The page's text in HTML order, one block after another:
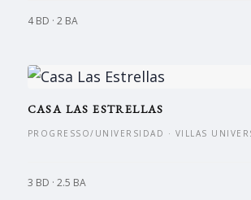
4 BD · 2 BA
CASA LAS ESTRELLAS
PROGRESSO/UNIVERSIDAD · VILLAS
3 BD · 2.5 BA